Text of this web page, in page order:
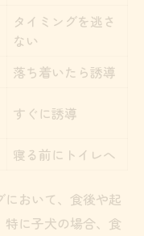
タイミングを逃さ
ない
落ち着いたら誘導
すぐに誘導
寝る前にトイレへ
において、食後や起
に子犬の場合、食